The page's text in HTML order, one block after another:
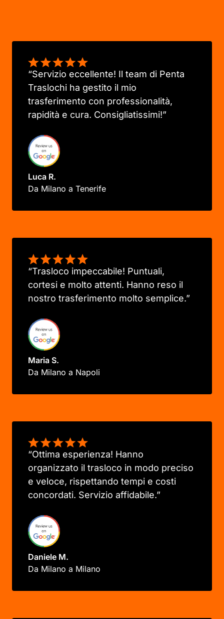
“Servizio eccellente! Il team di Penta
Traslochi ha gestito il mio
trasferimento con professionalità,
rapidità e cura. Consigliatissimi!”
Luca R.
Da Milano a Tenerife
“Trasloco impeccabile! Puntuali,
cortesi e molto attenti. Hanno reso il
nostro trasferimento molto semplice.”
Maria S.
Da Milano a Napoli
“Ottima esperienza! Hanno
organizzato il trasloco in modo preciso
e veloce, rispettando tempi e costi
concordati. Servizio affidabile.”
Daniele M.
Da Milano a Milano